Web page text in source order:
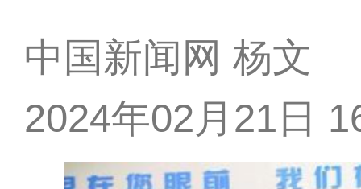
中国新闻网 杨文
2024年02月21日